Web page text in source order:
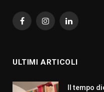
FacebookInstagramLinkedIn
ULTIMI ARTICOLI
Il tempo